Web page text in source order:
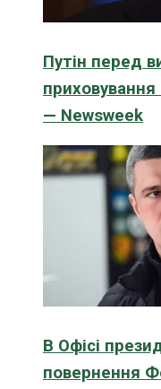
Путін перед
— Newsweek
В Офісі
повернення